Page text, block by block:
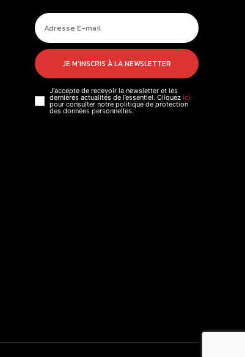
JE M'INSCRIS À LA NEWSLETTER
J'accepte de recevoir la newsletter et les
dernières actualités de l’essentiel. Cliquez ici
pour consulter notre politique de protection
des données personnelles.